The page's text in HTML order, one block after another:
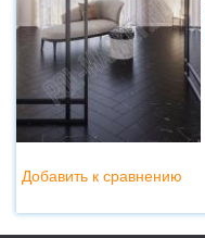
Добавить к сравнению